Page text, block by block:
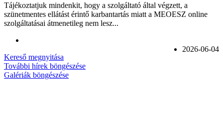
Tájékoztatjuk mindenkit, hogy a szolgáltató által végzett, a
szünetmentes ellátást érintő karbantartás miatt a MEOESZ online
szolgáltatásai átmenetileg nem lesz...
2026-06-04
Kereső megnyitása
További hírek böngészése
Galériák böngészése